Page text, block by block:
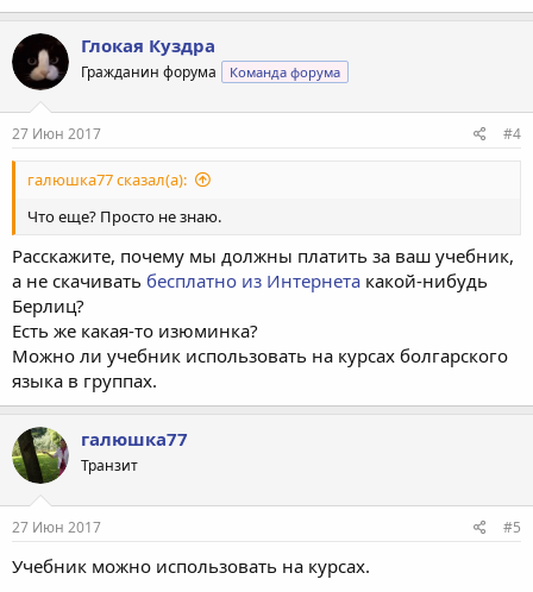
Глокая Куздра
Гражданин форума Команда форума
27 Июн 2017 #4
галюшка77 сказал(а):
Что еще? Просто не знаю.
Расскажите, почему мы должны платить за ваш учебник,
а не скачивать бесплатно из Интернета какой-нибудь
Берлиц?
Есть же какая-то изюминка?
Можно ли учебник использовать на курсах болгарского
языка в группах.
галюшка77
Транзит
27 Июн 2017 #5
Учебник можно использовать на курсах.